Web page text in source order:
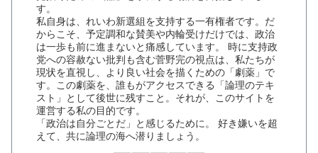
す。
私自身は、れいわ新選組を支持する一有権者です。だ
からこそ、予定調和な賛美や内輪受けだけでは、政治
は一歩も前に進まないと痛感しています。 時に支持政
党への容赦ない批判も含む菅野完の視点は、私たちが
現状を直視し、より良い社会を描くための「劇薬」で
す。この劇薬を、誰もがアクセスできる「論理のテキ
スト」として後世に残すこと。それが、このサイトを
運営する私の目的です。
「政治は自分ごとだ」と感じるために。 好き嫌いを超
えて、共に論理の海へ潜りましょう。